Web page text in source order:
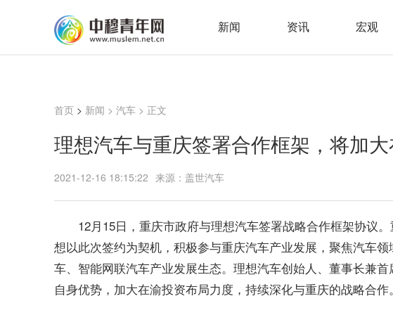
新闻 资讯 宏观
首页 > 新闻 > 汽车 > 正文
理想汽车与重庆签署合作框架，将加
2021-12-16 18:15:22 来源：盖世汽车
12月15日，重庆市政府与理想汽车签署战略合作框架协议
想以此次签约为契机，积极参与重庆汽车产业发展，聚焦汽车
车、智能网联汽车产业发展生态。理想汽车创始人、董事长兼
自身优势，加大在渝投资布局力度，持续深化与重庆的战略合作。